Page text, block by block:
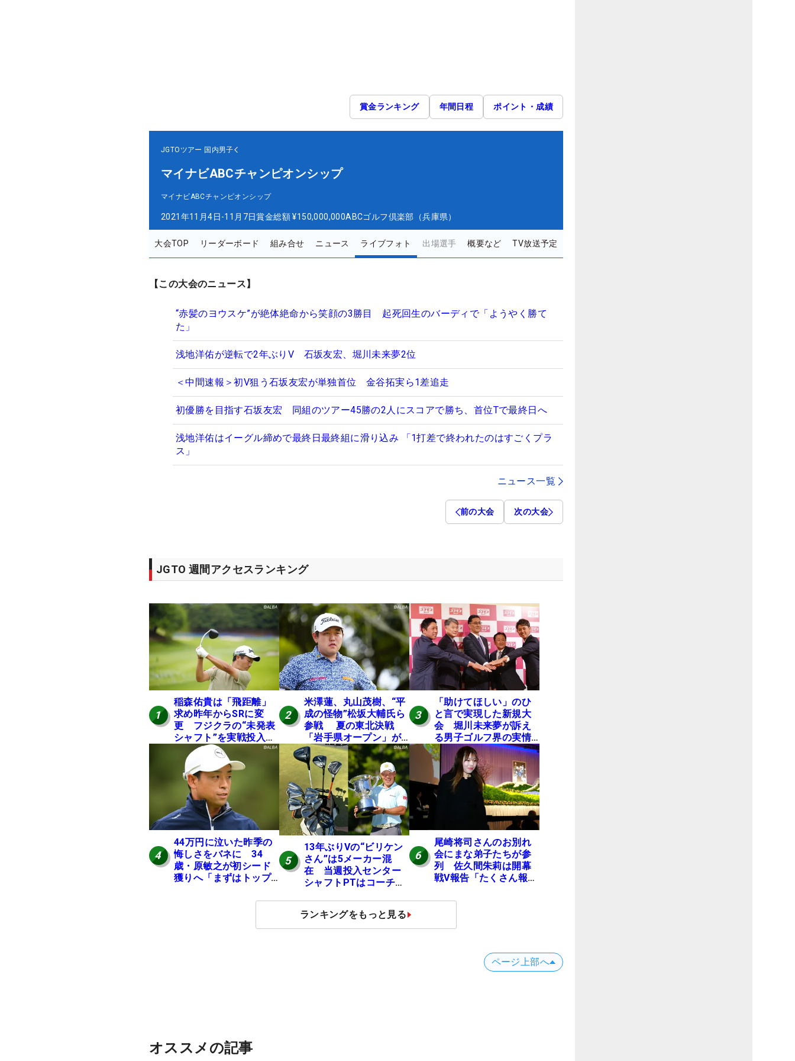
賞金ランキング 年間日程 ポイント・成績
JGTOツアー 国内男子
マイナビABCチャンピオンシップ
マイナビABCチャンピオンシップ
2021年11月4日-11月7日賞金総額 ¥150,000,000ABCゴルフ倶楽部（兵庫県）
大会TOP リーダーボード 組み合せ ニュース ライブフォト 出場選手 概要など TV放送予定
【この大会のニュース】
“赤髪のヨウスケ”が絶体絶命から笑顔の3勝目 起死回生のバーディで「ようやく勝て
た」
浅地洋佑が逆転で2年ぶりV 石坂友宏、堀川未来夢2位
＜中間速報＞初V狙う石坂友宏が単独首位 金谷拓実ら1差追走
初優勝を目指す石坂友宏 同組のツアー45勝の2人にスコアで勝ち、首位Tで最終日へ
浅地洋佑はイーグル締めで最終日最終組に滑り込み 「1打差で終われたのはすごくプラ
ス」
ニュース一覧
前の大会 次の大会
JGTO 週間アクセスランキング
1
稲森佑貴は「飛距離」
求め昨年からSRに変
更 フジクラの“未発表
シャフト”を実戦投入し
好感触「つかまえにい
ける」【男子ツアーの
ヒトネタ！】
2
米澤蓮、丸山茂樹、“平
成の怪物”松坂大輔氏ら
参戦 夏の東北決戦
「岩手県オープン」が8
日開幕
3
「助けてほしい」のひ
と言で実現した新規大
会 堀川未来夢が訴え
る男子ゴルフ界の実情
と開催の舞台裏
4
44万円に泣いた昨季の
悔しさをバネに 34
歳・原敏之が初シード
獲りへ「まずはトップ
5
13年ぶりVの“ビリケン
さん”は5メーカー混
在 当週投入センター
シャフトPTはコーチの
6
尾崎将司さんのお別れ
会にまな弟子たちが参
列 佐久間朱莉は開幕
戦V報告「たくさん報告
ランキングをもっと見る
ページ上部へ
オススメの記事